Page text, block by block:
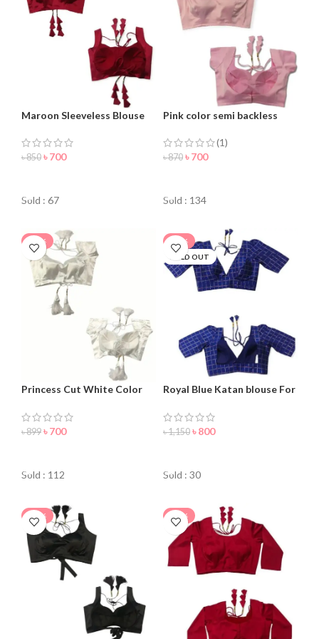
Maroon Sleeveless Blouse
৳850 ৳700
Sold : 67
Pink color semi backless
(1)
৳870 ৳700
Sold : 134
-22%
Princess Cut White Color
৳899 ৳700
Sold : 112
-30%
SOLD OUT
Royal Blue Katan blouse For
৳1,150 ৳800
Sold : 30
-24% -20%